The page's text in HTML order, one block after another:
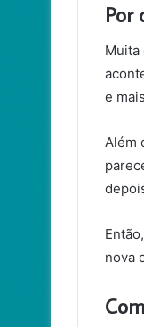
Por
Muita
e
Além
nova